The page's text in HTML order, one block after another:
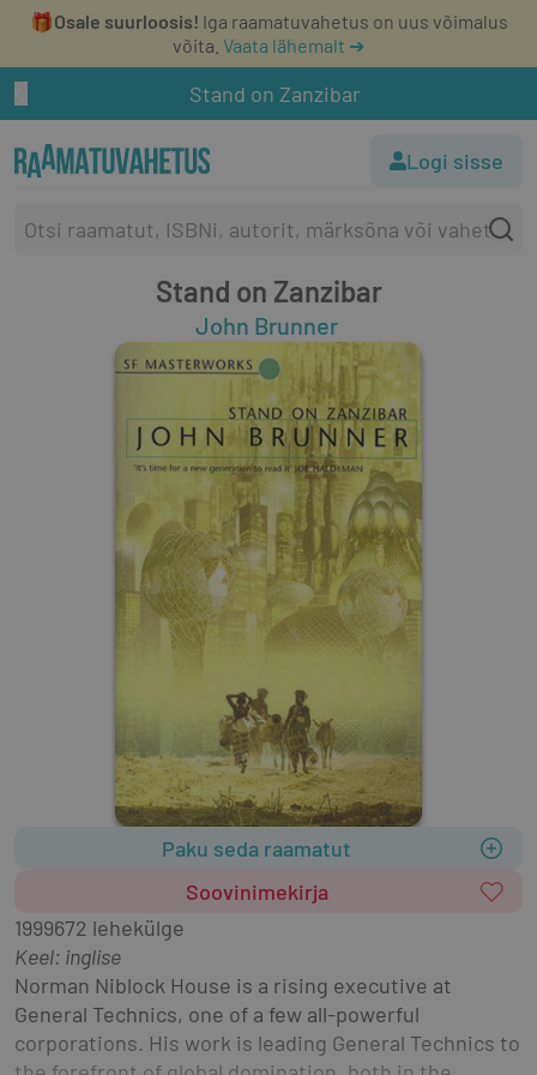
🎁Osale suurloosis! Iga raamatuvahetus on uus võimalus
võita. Vaata lähemalt ➔
Stand on Zanzibar
Logi sisse
Stand on Zanzibar
John Brunner
Paku seda raamatut
Soovinimekirja
1999672 lehekülge
Keel: inglise
Norman Niblock House is a rising executive at
General Technics, one of a few all-powerful
corporations. His work is leading General Technics to